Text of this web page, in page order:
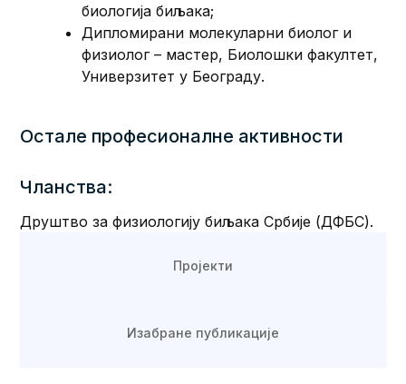
Пројекти
Изабране публикације
биологија биљака;
Дипломирани молекуларни биолог и
физиолог – мастер, Биолошки факултет,
Универзитет у Београду.
Остале професионалне активности
Чланства:
Друштво за физиологију биљака Србије (ДФБС).